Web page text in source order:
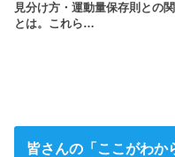
見分け方・運動量保存則との
とは。これら…
皆さんの「ここがわか